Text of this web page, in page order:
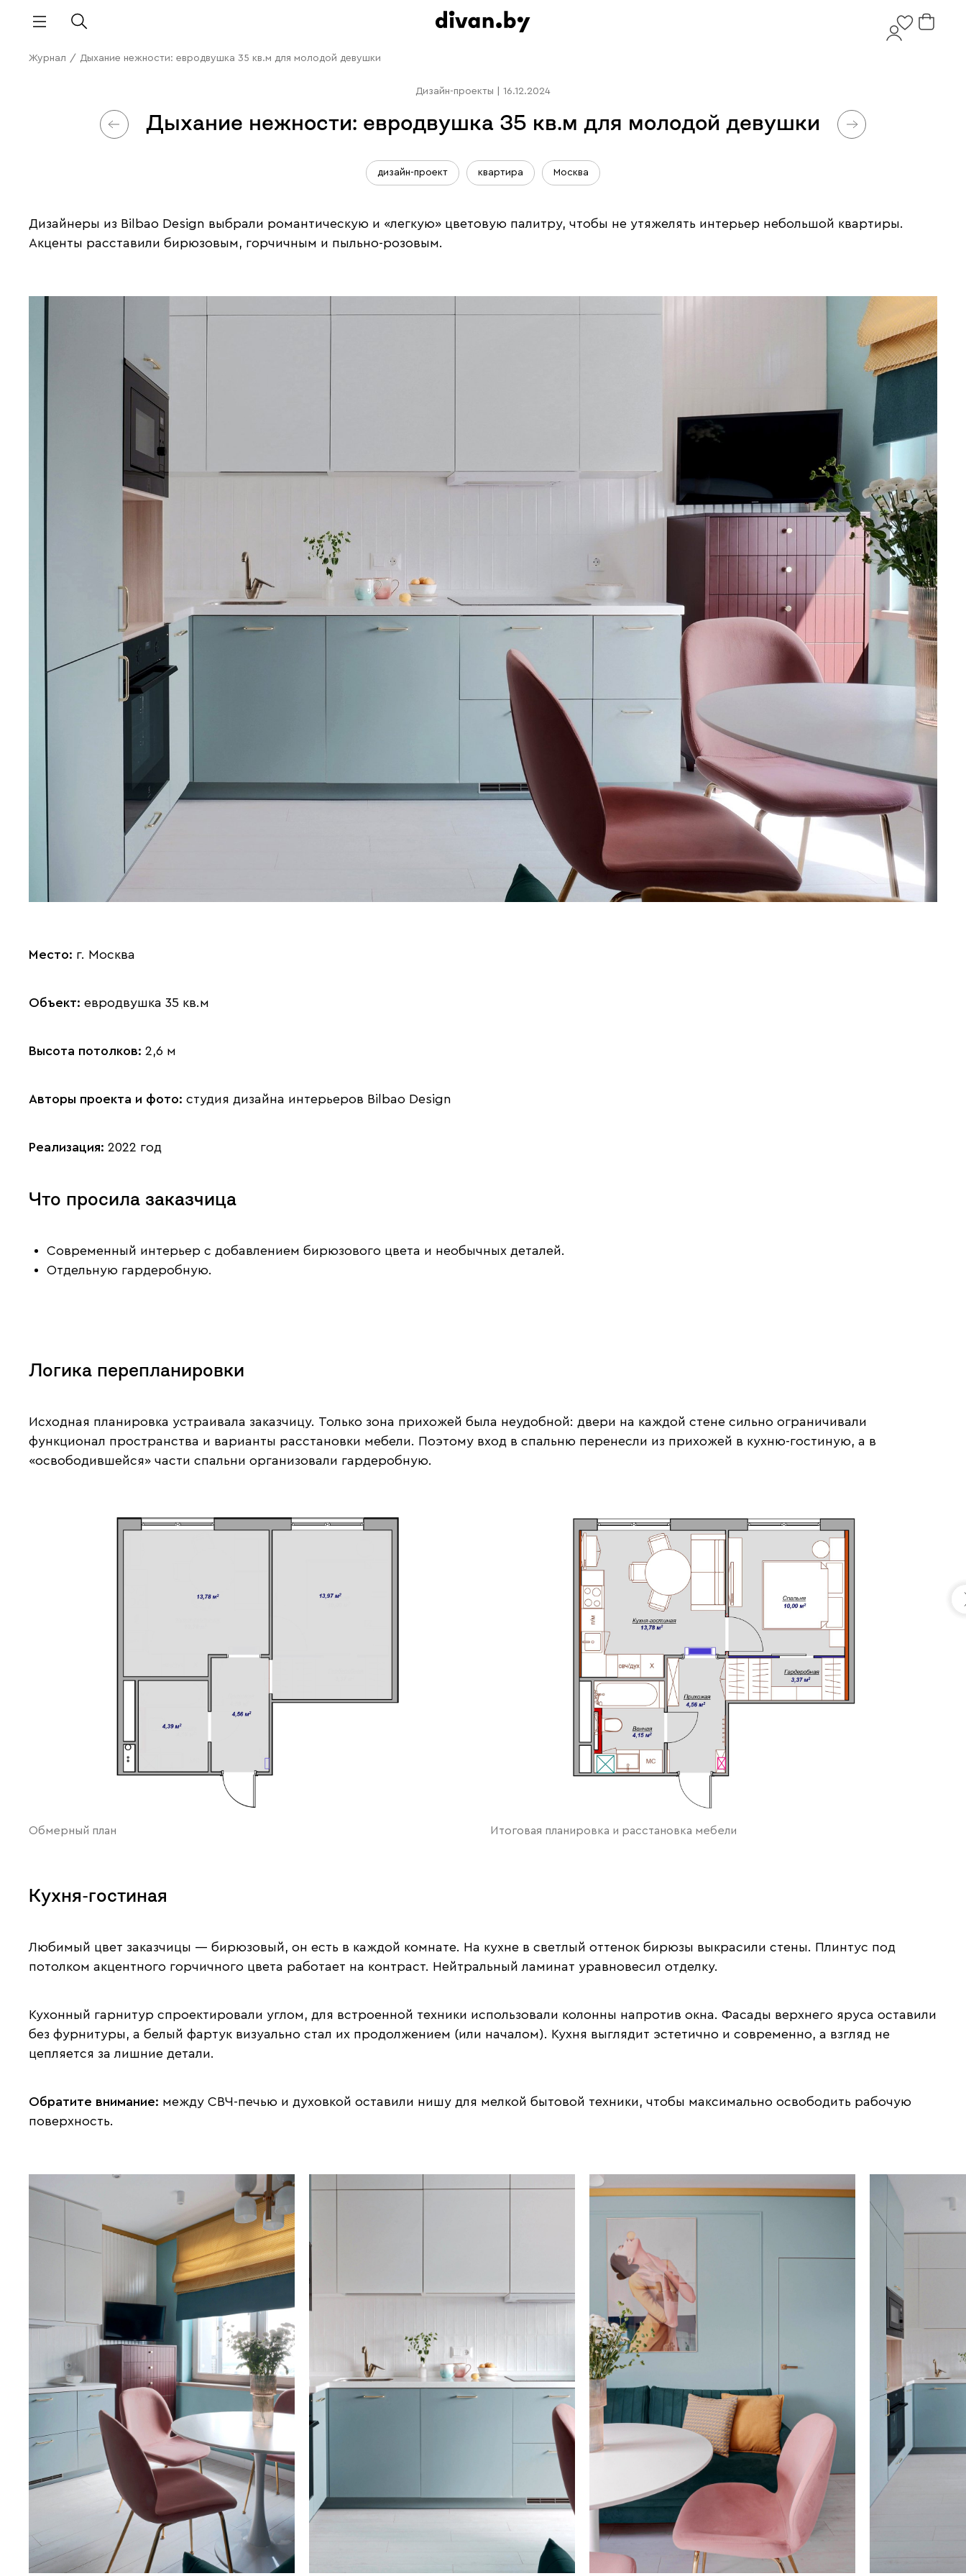
Журнал / Дыхание нежности: евродвушка 35 кв.м для молодой девушки
Дизайн-проекты 16.12.2024
Дыхание нежности: евродвушка 35 кв.м для молодой девушки
дизайн-проект квартира Москва
Дизайнеры из Bilbao Design выбрали романтическую и «легкую» цветовую палитру, чтобы не утяжелять интерьер небольшой квартиры.
Акценты расставили бирюзовым, горчичным и пыльно-розовым.
Место: г. Москва
Объект: евродвушка 35 кв.м
Высота потолков: 2,6 м
Авторы проекта и фото: студия дизайна интерьеров Bilbao Design
Реализация: 2022 год
Что просила заказчица
Современный интерьер с добавлением бирюзового цвета и необычных деталей.
Отдельную гардеробную.
Логика перепланировки
Исходная планировка устраивала заказчицу. Только зона прихожей была неудобной: двери на каждой стене сильно ограничивали
функционал пространства и варианты расстановки мебели. Поэтому вход в спальню перенесли из прихожей в кухню-гостиную, а в
«освободившейся» части спальни организовали гардеробную.
Обмерный план Итоговая планировка и расстановка мебели
Кухня-гостиная
Любимый цвет заказчицы — бирюзовый, он есть в каждой комнате. На кухне в светлый оттенок бирюзы выкрасили стены. Плинтус под
потолком акцентного горчичного цвета работает на контраст. Нейтральный ламинат уравновесил отделку.
Кухонный гарнитур спроектировали углом, для встроенной техники использовали колонны напротив окна. Фасады верхнего яруса оставили
без фурнитуры, а белый фартук визуально стал их продолжением (или началом). Кухня выглядит эстетично и современно, а взгляд не
цепляется за лишние детали.
Обратите внимание: между СВЧ-печью и духовкой оставили нишу для мелкой бытовой техники, чтобы максимально освободить рабочую
поверхность.